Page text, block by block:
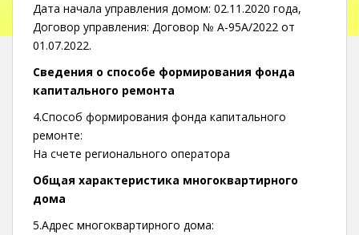
Дата начала управления домом: 02.11.2020 года,
Договор управления: Договор № А-95А/2022 от
01.07.2022.
Сведения о способе формирования фонда
капитального ремонта
4.Способ формирования фонда капитального
ремонте:
На счете регионального оператора
Общая характеристика многоквартирного
дома
5.Адрес многоквартирного дома: